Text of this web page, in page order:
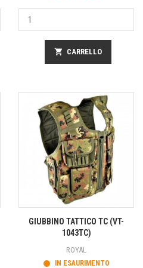
shopping_cart CARRELLO
GIUBBINO TATTICO TC (VT-
1043TC)
ROYAL
IN ESAURIMENTO